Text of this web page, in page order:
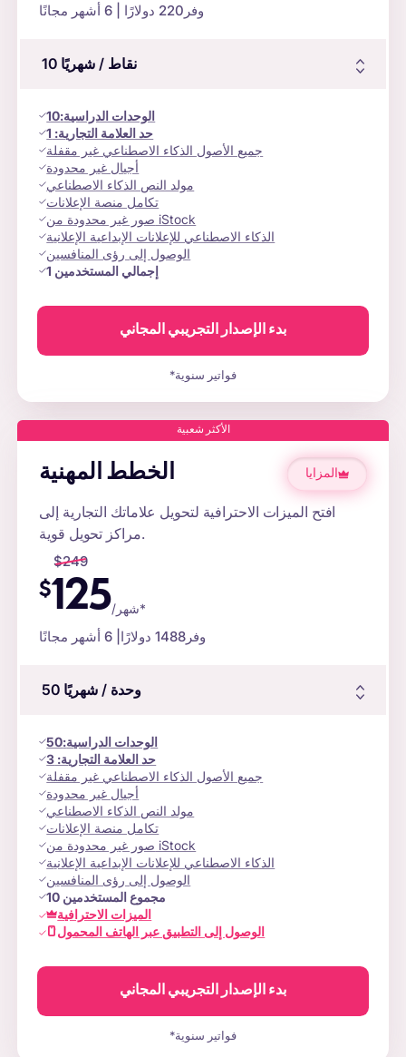
وفر 220 دولارًا
10 نقاط / شهريًا
الوحدات الدراسية:
10
حد العلامة التجارية: 1
جميع الأصول الذكاء الاصطناعي غير مقفلة
أجيال غير محدودة
مولد النص الذكاء الاصطناعي
تكامل منصة الإعلانات
صور غير محدودة من iStock
الذكاء الاصطناعي للإعلانات الإبداعية الإعلانية
الوصول إلى رؤى المنافسين
إجمالي المستخدمين 1
بدء الإصدار التجريبي المجاني
*فواتير سنوية
الأكثر شعبية
الخطط المهنية المزايا
افتح الميزات الاحترافية لتحويل علاماتك التجارية إلى
مراكز تحويل قوية.
$249
$125 /شهر*
وفر 1488 دولارًا
50 وحدة / شهريًا
الوحدات الدراسية:
50
حد العلامة التجارية: 3
جميع الأصول الذكاء الاصطناعي غير مقفلة
أجيال غير محدودة
مولد النص الذكاء الاصطناعي
تكامل منصة الإعلانات
صور غير محدودة من iStock
الذكاء الاصطناعي للإعلانات الإبداعية الإعلانية
الوصول إلى رؤى المنافسين
مجموع المستخدمين 10
الميزات الاحترافية
الوصول إلى التطبيق عبر الهاتف المحمول
بدء الإصدار التجريبي المجاني
*فواتير سنوية